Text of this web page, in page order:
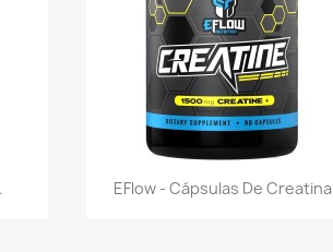
Vista rápida
EFlow - Cápsulas De Creatina